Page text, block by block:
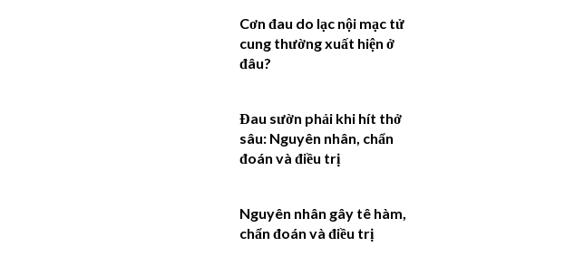
Cơn đau do lạc nội mạc tử
cung thường xuất hiện ở
đâu?
Đau sườn phải khi hít thở
sâu: Nguyên nhân, chẩn
đoán và điều trị
Nguyên nhân gây tê hàm,
chẩn đoán và điều trị